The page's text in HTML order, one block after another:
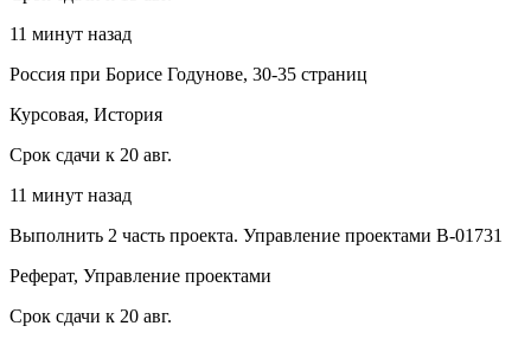
11 минут назад
Россия при Борисе Годунове, 30-35 страниц
Курсовая, История
Срок сдачи к 20 авг.
11 минут назад
Выполнить 2 часть проекта. Управление проектами В-01731
Реферат, Управление проектами
Срок сдачи к 20 авг.